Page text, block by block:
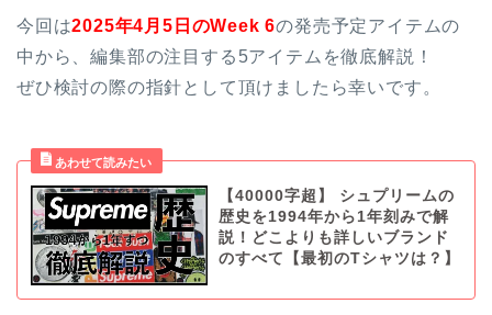
今回は2025年4月5日のWeek 6の発売予定アイテムの
中から、編集部の注目する5アイテムを徹底解説！
ぜひ検討の際の指針として頂けましたら幸いです。
【40000字超】 シュプリームの
歴史を1994年から1年刻みで解
説！どこよりも詳しいブランド
のすべて【最初のTシャツは？】